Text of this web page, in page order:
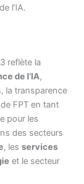
l’IA.
reflète la
de l’IA,
la transparence
FPT en tant
pour les
des secteurs
, lesservices
et le secteur